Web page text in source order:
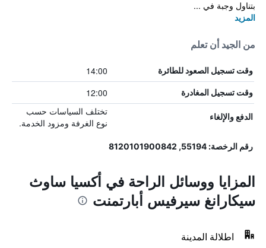
بتناول وجبة في ...
المزيد
من الجيد أن تعلم
وقت تسجيل الصعود للطائرة 14:00
وقت تسجيل المغادرة 12:00
الدفع والإلغاء
تختلف السياسات حسب
نوع الغرفة ومزود الخدمة.
رقم الرخصة: 55194, 8120101900842
المزايا ووسائل الراحة في أكسيا ساوث
سيكارانغ سيرفيس أبارتمنت
اطلالة المدينة